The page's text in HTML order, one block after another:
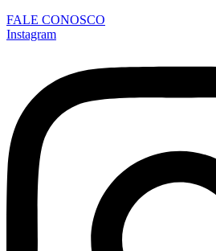
FALE CONOSCO
Instagram